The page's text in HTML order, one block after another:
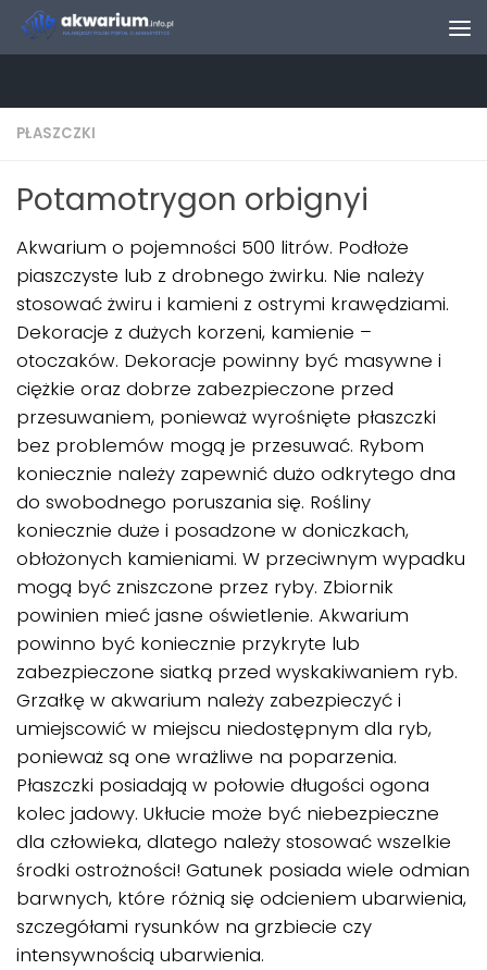
Skip to content
PŁASZCZKI
Potamotrygon orbignyi
Akwarium o pojemności 500 litrów. Podłoże
piaszczyste lub z drobnego żwirku. Nie należy
stosować żwiru i kamieni z ostrymi krawędziami.
Dekoracje z dużych korzeni, kamienie –
otoczaków. Dekoracje powinny być masywne i
ciężkie oraz dobrze zabezpieczone przed
przesuwaniem, ponieważ wyrośnięte płaszczki
bez problemów mogą je przesuwać. Rybom
koniecznie należy zapewnić dużo odkrytego dna
do swobodnego poruszania się. Rośliny
koniecznie duże i posadzone w doniczkach,
obłożonych kamieniami. W przeciwnym wypadku
mogą być zniszczone przez ryby. Zbiornik
powinien mieć jasne oświetlenie. Akwarium
powinno być koniecznie przykryte lub
zabezpieczone siatką przed wyskakiwaniem ryb.
Grzałkę w akwarium należy zabezpieczyć i
umiejscowić w miejscu niedostępnym dla ryb,
ponieważ są one wrażliwe na poparzenia.
Płaszczki posiadają w połowie długości ogona
kolec jadowy. Ukłucie może być niebezpieczne
dla człowieka, dlatego należy stosować wszelkie
środki ostrożności! Gatunek posiada wiele odmian
barwnych, które różnią się odcieniem ubarwienia,
szczegółami rysunków na grzbiecie czy
intensywnością ubarwienia.